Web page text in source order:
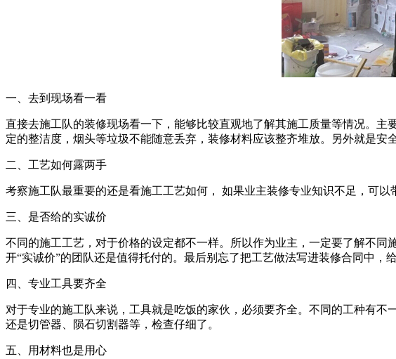
一、去到现场看一看
直接去施工队的装修现场看一下，能够比较直观地了解其施工质量等情况。
定的整洁度，烟头等垃圾不能随意丢弃，装修材料应该整齐堆放。另外就是
二、工艺如何露两手
考察施工队最重要的还是看施工工艺如何， 如果业主装修专业知识不足，可
三、是否给的实诚价
不同的施工工艺，对于价格的设定都不一样。所以作为业主，一定要了解不
开“实诚价”的团队还是值得托付的。最后别忘了把工艺做法写进装修合同中，
四、专业工具要齐全
对于专业的施工队来说，工具就是吃饭的家伙，必须要齐全。不同的工种有
还是切管器、陨石切割器等，检查仔细了。
五、用材料也是用心